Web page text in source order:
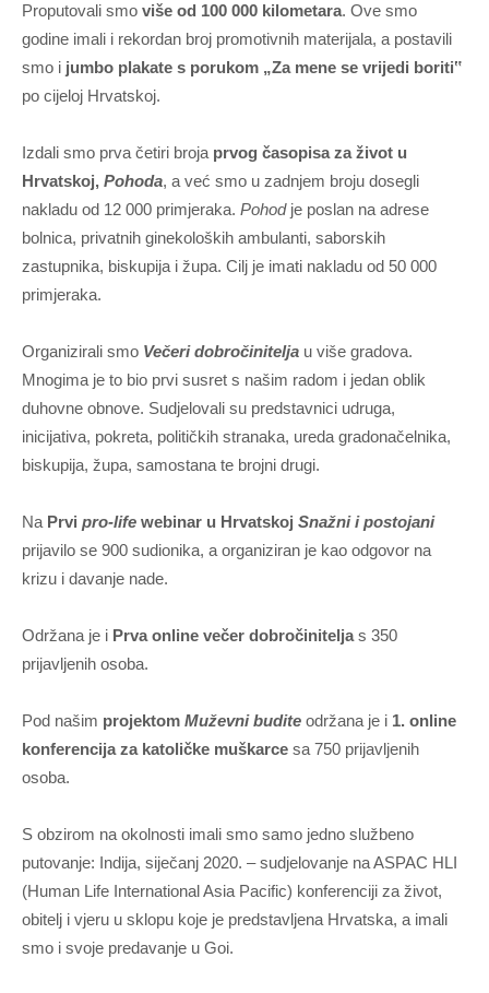
Proputovali smo više od 100 000 kilometara. Ove smo
godine imali i rekordan broj promotivnih materijala, a postavili
smo i jumbo plakate s porukom „Za mene se vrijedi boriti‟
po cijeloj Hrvatskoj.
Izdali smo prva četiri broja prvog časopisa za život u
Hrvatskoj, Pohoda, a već smo u zadnjem broju dosegli
nakladu od 12 000 primjeraka. Pohodje poslan na adrese
bolnica, privatnih ginekoloških ambulanti, saborskih
zastupnika, biskupija i župa. Cilj je imati nakladu od 50 000
primjeraka.
Organizirali smo Večeri dobročinitelja u više gradova.
Mnogima je to bio prvi susret s našim radom i jedan oblik
duhovne obnove. Sudjelovali su predstavnici udruga,
inicijativa, pokreta, političkih stranaka, ureda gradonačelnika,
biskupija, župa, samostana te brojni drugi.
Na Prvi pro-life webinar u Hrvatskoj Snažni i postojani
prijavilo se 900 sudionika, a organiziran je kao odgovor na
krizu i davanje nade.
Održana je i Prva online večer dobročiniteljas 350
prijavljenih osoba.
Pod našim projektom Muževni budite održana je i 1. online
konferencija za katoličke muškarce sa 750 prijavljenih
osoba.
S obzirom na okolnosti imali smo samo jedno službeno
putovanje: Indija, siječanj 2020. – sudjelovanje na ASPAC HLI
(Human Life International Asia Pacific) konferenciji za život,
obitelj i vjeru u sklopu koje je predstavljena Hrvatska, a imali
smo i svoje predavanje u Goi.